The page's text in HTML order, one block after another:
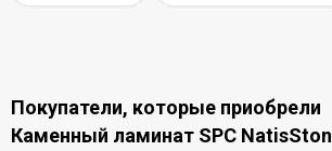
Покупатели, которые приобрели
Каменный ламинат SPC NatisSton